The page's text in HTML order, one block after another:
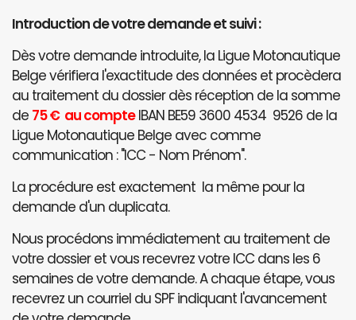
Introduction de votre demande et suivi :
Dès votre demande introduite, la Ligue Motonautique
Belge vérifiera l'exactitude des données et procèdera
au traitement du dossier dès réception de la somme
de 75 € au compteIBAN BE59 3600 4534 9526 de la
Ligue Motonautique Belge avec comme
communication : "ICC - Nom Prénom".
La procédure est exactement la même pour la
demande d'un duplicata.
Nous procédons immédiatement au traitement de
votre dossier et vous recevrez votre ICC dans les 6
semaines de votre demande. A chaque étape, vous
recevrez un courriel du SPF indiquant l'avancement